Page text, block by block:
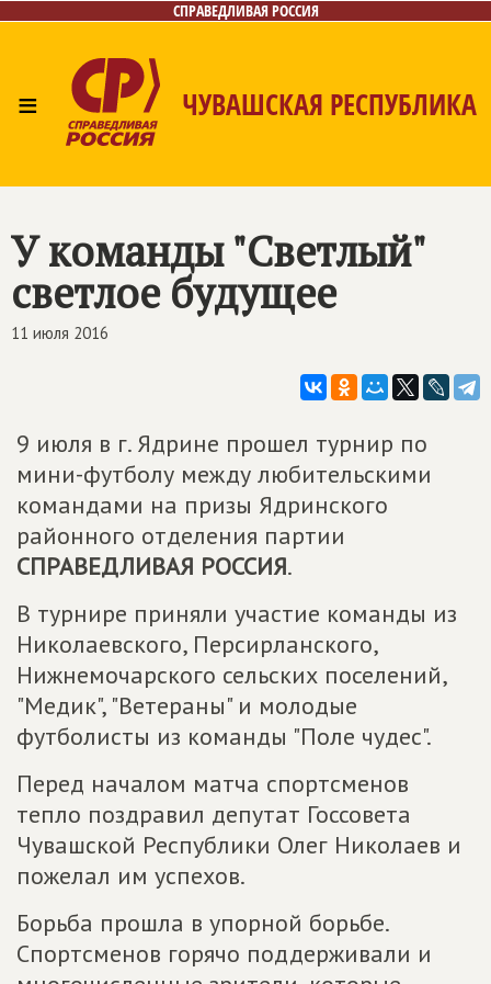
СПРАВЕДЛИВАЯ РОССИЯ
≡ ЧУВАШСКАЯ РЕСПУБЛИКА
Контакты
У команды "Светлый"
светлое будущее
11 июля 2016
9 июля в г. Ядрине прошел турнир по
мини-футболу между любительскими
командами на призы Ядринского
районного отделения партии
СПРАВЕДЛИВАЯ РОССИЯ.
В турнире приняли участие команды из
Николаевского, Персирланского,
Нижнемочарского сельских поселений,
"Медик", "Ветераны" и молодые
футболисты из команды "Поле чудес".
Перед началом матча спортсменов
тепло поздравил депутат Госсовета
Чувашской Республики Олег Николаев и
пожелал им успехов.
Борьба прошла в упорной борьбе.
Спортсменов горячо поддерживали и